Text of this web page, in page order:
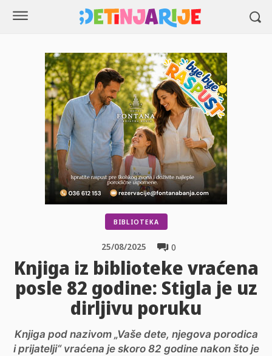
BIBLIOTEKA
0
25/08/2025
Knjiga iz biblioteke vraćena
posle 82 godine: Stigla je uz
dirljivu poruku
Knjiga pod nazivom „Vaše dete, njegova porodica
i prijatelji“ vraćena je skoro 82 godine nakon što je